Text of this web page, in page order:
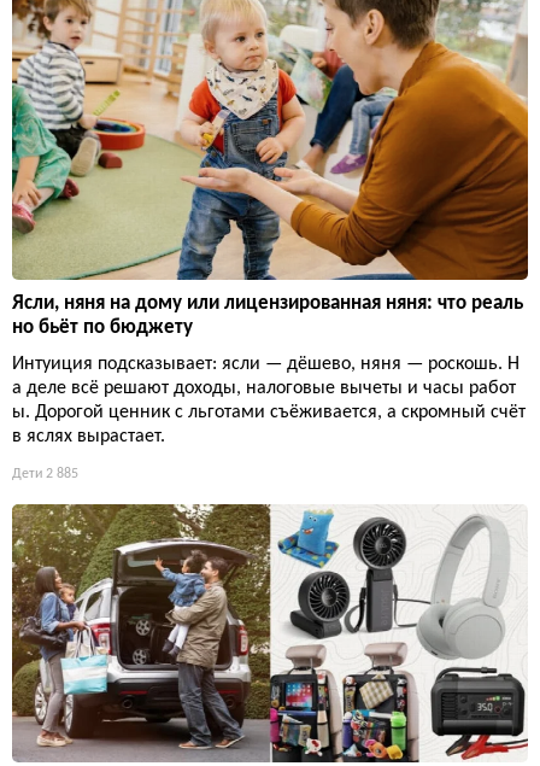
Ясли, няня на дому или лицензированная няня: что реаль
но бьёт по бюджету
Интуиция подсказывает: ясли — дёшево, няня — роскошь. Н
а деле всё решают доходы, налоговые вычеты и часы работ
ы. Дорогой ценник с льготами съёживается, а скромный счёт
в яслях вырастает.
Дети 2 885